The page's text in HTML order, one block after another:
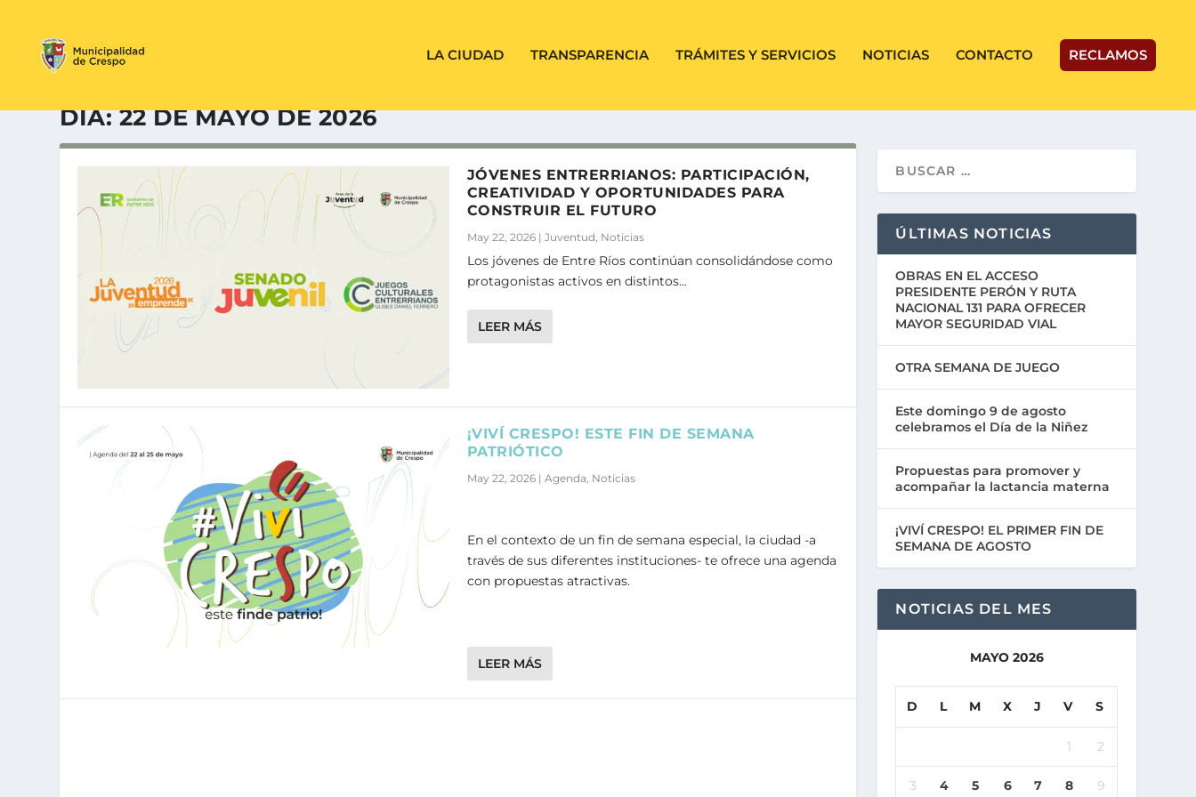
LA CIUDAD TRANSPARENCIA TRÁMITES Y SERVICIOS NOTICIAS CONTACTO RECLAMOS
DÍA:22 DE MAYO DE 2026
JÓVENES ENTRERRIANOS: PARTICIPACIÓN,
CREATIVIDAD Y OPORTUNIDADES PARA
CONSTRUIR EL FUTURO
May 22, 2026| Juventud, Noticias
Los jóvenes de Entre Ríos continúan consolidándose como
protagonistas activos en distintos...
LEER MÁS
¡VIVÍ CRESPO! ESTE FIN DE SEMANA
PATRIÓTICO
May 22, 2026| Agenda, Noticias
En el contexto de un fin de semana especial, la ciudad -a
través de sus diferentes instituciones- te ofrece una agenda
con propuestas atractivas.
LEER MÁS
ÚLTIMAS NOTICIAS
OBRAS EN EL ACCESO
PRESIDENTE PERÓN Y RUTA
NACIONAL 131 PARA OFRECER
MAYOR SEGURIDAD VIAL
OTRA SEMANA DE JUEGO
Este domingo 9 de agosto
celebramos el Día de la Niñez
Propuestas para promover y
acompañar la lactancia materna
¡VIVÍ CRESPO! EL PRIMER FIN DE
SEMANA DE AGOSTO
NOTICIAS DEL MES
MAYO 2026
D L M X J V S
1 2
3 4 5 6 7 8 9